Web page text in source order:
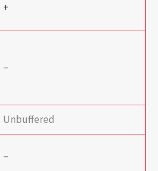
+
–
Unbuffered
–